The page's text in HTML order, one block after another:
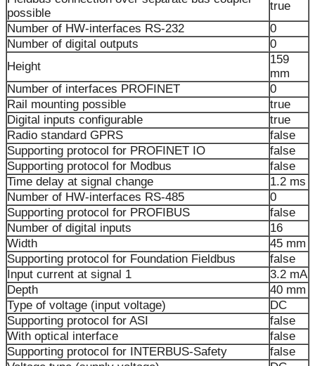
possible
true
Number of HW-interfaces RS-232
0
Number of digital outputs
0
Height
159
mm
Number of interfaces PROFINET
0
Rail mounting possible
true
Digital inputs configurable
true
Radio standard GPRS
false
Supporting protocol for PROFINET IO
false
Supporting protocol for Modbus
false
Time delay at signal change
1.2 ms
Number of HW-interfaces RS-485
0
Supporting protocol for PROFIBUS
false
Number of digital inputs
16
Width
45 mm
Supporting protocol for Foundation Fieldbus
false
Input current at signal 1
3.2 mA
Depth
40 mm
Type of voltage (input voltage)
DC
Supporting protocol for ASI
false
With optical interface
false
Supporting protocol for INTERBUS-Safety
false